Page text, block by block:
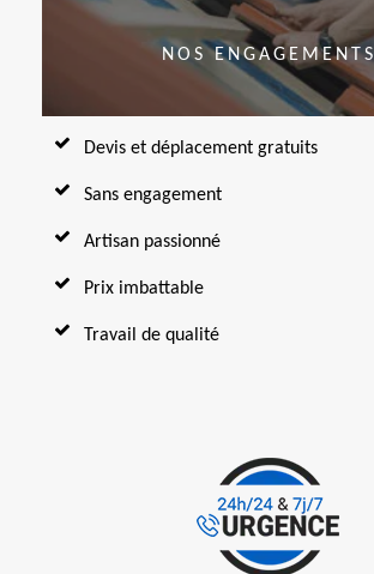
NOS ENGAGEMENTS
Devis et déplacement gratuits
Sans engagement
Artisan passionné
Prix imbattable
Travail de qualité